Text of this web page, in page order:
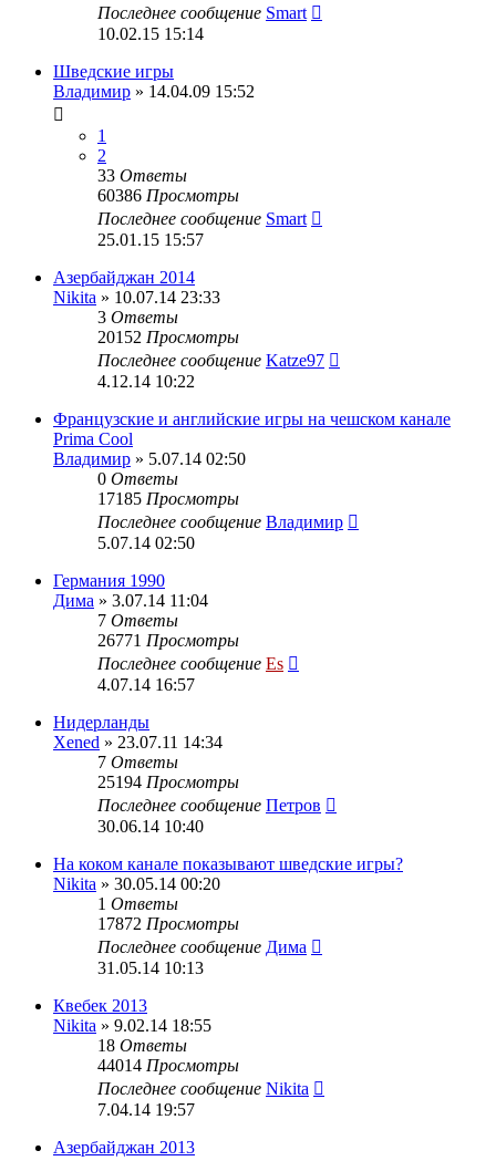
Последнее сообщение Smart
10.02.15 15:14
Шведские игры
Владимир » 14.04.09 15:52
1
2
33 Ответы
60386 Просмотры
Последнее сообщение Smart
25.01.15 15:57
Азербайджан 2014
Nikita » 10.07.14 23:33
3 Ответы
20152 Просмотры
Последнее сообщение Katze97
4.12.14 10:22
Французские и английские игры на чешском канале
Prima Cool
Владимир » 5.07.14 02:50
0 Ответы
17185 Просмотры
Последнее сообщение Владимир
5.07.14 02:50
Германия 1990
Дима » 3.07.14 11:04
7 Ответы
26771 Просмотры
Последнее сообщение Es
4.07.14 16:57
Нидерланды
Xened » 23.07.11 14:34
7 Ответы
25194 Просмотры
Последнее сообщение Петров
30.06.14 10:40
На коком канале показывают шведские игры?
Nikita » 30.05.14 00:20
1 Ответы
17872 Просмотры
Последнее сообщение Дима
31.05.14 10:13
Квебек 2013
Nikita » 9.02.14 18:55
18 Ответы
44014 Просмотры
Последнее сообщение Nikita
7.04.14 19:57
Азербайджан 2013